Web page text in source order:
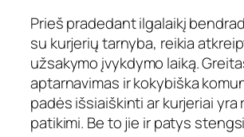
Prieš pradedant ilgalaikį
su kurjerių tarnyba, reikia
užsakymo įvykdymo laiką.
aptarnavimas ir kokybiška
padės išsiaiškinti ar kurjeriai yra
patikimi. Be to jie ir patys